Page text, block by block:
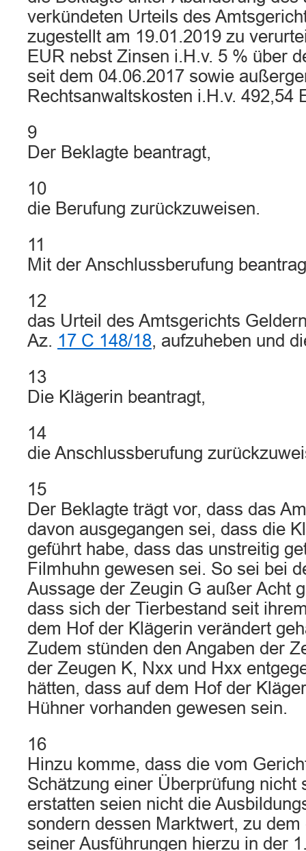
verkündeten Urteils des
zugestellt am 19.01.2019 zu
EUR nebst Zinsen i.H.v. 5 % über
seit dem 04.06.2017 sowie
Rechtsanwaltskosten i.H.v. 492,54
9
Der Beklagte beantragt,
10
die Berufung zurückzuweisen.
11
Mit der Anschlussberufung
12
das Urteil des Amtsgerichts
Az. 17 C 148/18, aufzuheben und
13
Die Klägerin beantragt,
14
die Anschlussberufung
15
Der Beklagte trägt vor, dass das
davon ausgegangen sei, dass die
geführt habe, dass das unstreitig
Filmhuhn gewesen sei. So sei bei
Aussage der Zeugin G außer Acht
dass sich der Tierbestand seit
dem Hof der Klägerin verändert
Zudem stünden den Angaben der
der Zeugen K, Nxx und Hxx
hätten, dass auf dem Hof der
Hühner vorhanden gewesen sein.
16
Hinzu komme, dass die vom
Schätzung einer Überprüfung nicht
erstatten seien nicht die
sondern dessen Marktwert, zu
seiner Ausführungen hierzu in der